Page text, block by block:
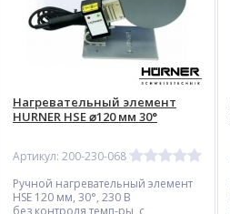
Нагревательный элемент
HURNER HSE ⌀120 мм 30°
Артикул: 200-230-068
Ручной нагревательный элемент
HSE 120 мм, 30°, 230 В
без контроля темп-ры, с